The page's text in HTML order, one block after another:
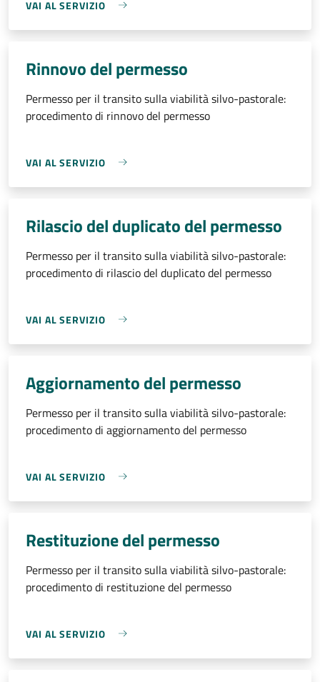
VAI AL SERVIZIO
Rinnovo del permesso
Permesso per il transito sulla viabilità silvo-pastorale:
procedimento di rinnovo del permesso
VAI AL SERVIZIO
Rilascio del duplicato del permesso
Permesso per il transito sulla viabilità silvo-pastorale:
procedimento di rilascio del duplicato del permesso
VAI AL SERVIZIO
Aggiornamento del permesso
Permesso per il transito sulla viabilità silvo-pastorale:
procedimento di aggiornamento del permesso
VAI AL SERVIZIO
Restituzione del permesso
Permesso per il transito sulla viabilità silvo-pastorale:
procedimento di restituzione del permesso
VAI AL SERVIZIO